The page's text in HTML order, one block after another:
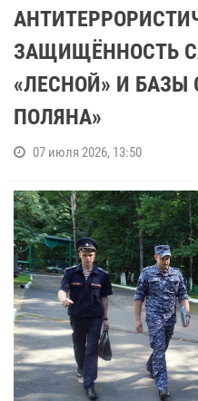
ЗАЩИЩЁННОСТЬ
«ЛЕСНОЙ» И БАЗЫ
ПОЛЯНА»
07 июля 2026, 13:50